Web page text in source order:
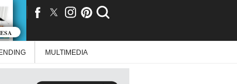
MULTIMEDIA